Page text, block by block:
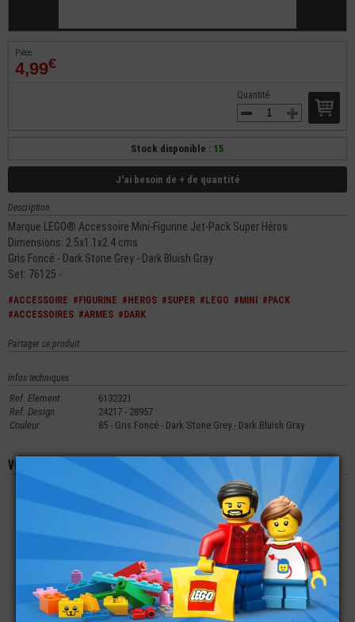
Pièce
4,99€
Quantité
Stock disponible : 15
J'ai besoin de + de quantité
Description
Marque LEGO® Accessoire Mini-Figurine Jet-Pack Super Héros
Dimensions: 2.5x1.1x2.4 cms
Gris Foncé - Dark Stone Grey - Dark Bluish Gray
Set: 76125 -
#ACCESSOIRE #FIGURINE #HEROS #SUPER #LEGO #MINI
#PACK
#ACCESSOIRES #ARMES #DARK
Partager ce produit
Infos techniques
Ref. Element
6132321
Ref. Design
24217 - 28957
Couleur
85 - Gris Foncé - Dark Stone Grey - Dark Bluish Gray
Vous aimerez aussi les produits suivants
LEGO® ACCESSOIRE
VÉHICULE PASSAGE
DE ROUE 3X4
0,85€
LEGO® MINI-
FIGURINE JURASSIC
WORLD ALAN GRANT
SET
19,90€
LEGO® ACCESSOIRE
VÉHICULE ESSIEU -
BARRE - AXE 1X8
6,99€